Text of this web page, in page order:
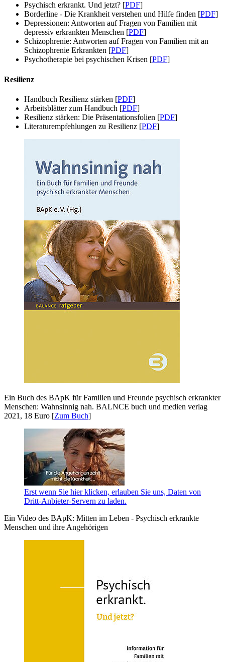
Psychisch erkrankt. Und jetzt? [PDF]
Borderline - Die Krankheit verstehen und Hilfe finden [PDF]
Depressionen: Antworten auf Fragen von Familien mit
depressiv erkrankten Menschen [PDF]
Schizophrenie: Antworten auf Fragen von Familien mit an
Schizophrenie Erkrankten [PDF]
Psychotherapie bei psychischen Krisen [PDF]
Resilienz
Handbuch Resilienz stärken [PDF]
Arbeitsblätter zum Handbuch [PDF]
Resilienz stärken: Die Präsentationsfolien [PDF]
Literaturempfehlungen zu Resilienz [PDF]
Ein Buch des BApK für Familien und Freunde psychisch erkrankter
Menschen: Wahnsinnig nah. BALNCE buch und medien verlag
2021, 18 Euro [Zum Buch]
Erst wenn Sie hier klicken, erlauben Sie uns, Daten von
Dritt-Anbieter-Servern zu laden.
Ein Video des BApK: Mitten im Leben - Psychisch erkrankte
Menschen und ihre Angehörigen